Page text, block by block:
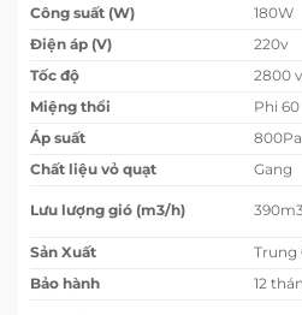
Công suất (W)
180W
Điện áp (V)
220v
Tốc độ
2800
Miệng thổi
Phi 60
Áp suất
800Pa
Chất liệu vỏ quạt
Gang
Lưu lượng gió (m3/h)
Sản Xuất
Trung
Bảo hành
12